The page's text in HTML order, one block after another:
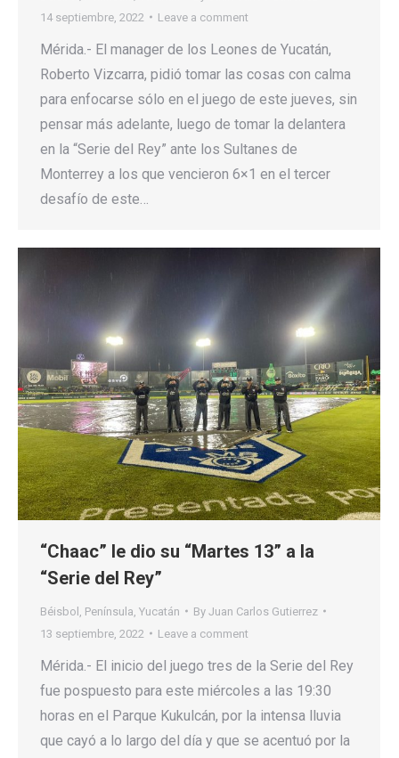
14 septiembre, 2022
Leave a comment
Mérida.- El manager de los Leones de Yucatán,
Roberto Vizcarra, pidió tomar las cosas con calma
para enfocarse sólo en el juego de este jueves, sin
pensar más adelante, luego de tomar la delantera
en la “Serie del Rey” ante los Sultanes de
Monterrey a los que vencieron 6×1 en el tercer
desafío de este…
“Chaac” le dio su “Martes 13” a la
“Serie del Rey”
Béisbol Península Yucatán By Juan Carlos Gutierrez
13 septiembre, 2022
Leave a comment
Mérida.- El inicio del juego tres de la Serie del Rey
fue pospuesto para este miércoles a las 19:30
horas en el Parque Kukulcán, por la intensa lluvia
que cayó a lo largo del día y que se acentuó por la